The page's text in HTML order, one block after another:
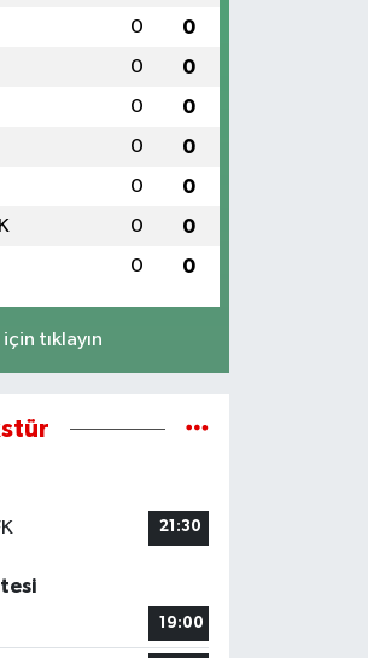
0 0
0 0
0 0
0 0
0 0
0 0
0 0
tıklayın
21:30
19:00